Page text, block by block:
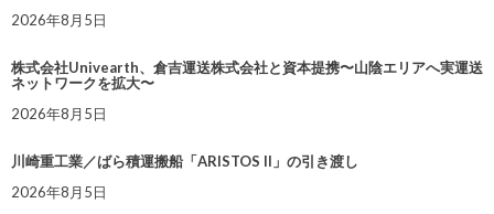
2026年8月5日
株式会社Univearth、倉吉運送株式会社と資本提携〜山陰エリアへ実運送
ネットワークを拡大〜
2026年8月5日
川崎重工業／ばら積運搬船「ARISTOS II」の引き渡し
2026年8月5日